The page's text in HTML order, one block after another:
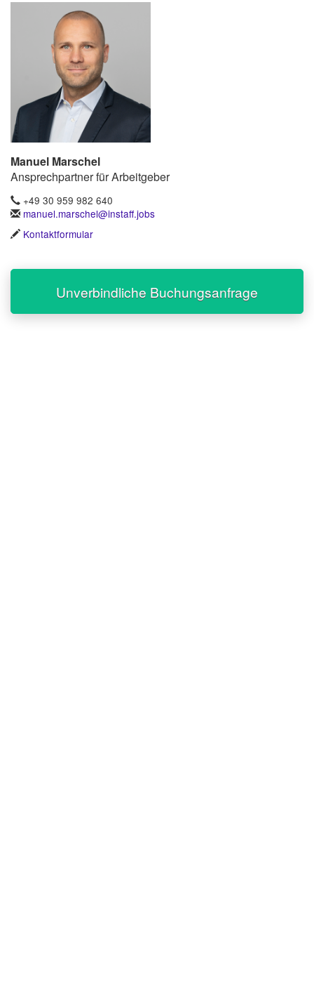
Manuel Marschel
Ansprechpartner für Arbeitgeber
+49 30 959 982 640
manuel.marschel@instaff.jobs
Kontaktformular
Unverbindliche Buchungsanfrage